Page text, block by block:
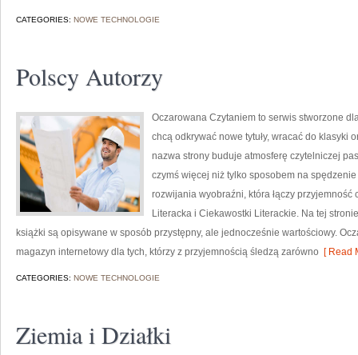
CATEGORIES: NOWE TECHNOLOGIE
Polscy Autorzy
Oczarowana Czytaniem to serwis stworzone
chcą odkrywać nowe tytuły, wracać do klasyki
nazwa strony buduje atmosferę czytelniczej
czymś więcej niż tylko sposobem na
rozwijania wyobraźni, która łączy
Literacka i Ciekawostki Literackie. Na tej
książki są opisywane w sposób przystępny, ale jednocześnie wartościowy.
magazyn internetowy dla tych, którzy z przyjemnością śledzą zarówno [ Read
CATEGORIES: NOWE TECHNOLOGIE
Ziemia i Działki